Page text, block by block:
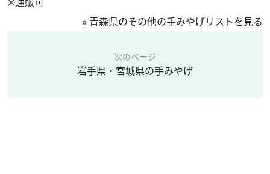
» 青森県のその他の手みやげリストを見る
次のページ
岩手県・宮城県の手みやげ